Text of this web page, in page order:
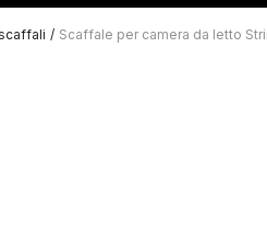
/ Scaffale per camera da letto